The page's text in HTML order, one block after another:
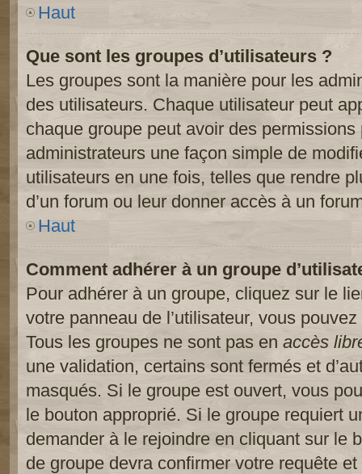
Haut
Que sont les groupes d’utilisateurs ?
Les groupes sont la manière pour les
des utilisateurs. Chaque utilisateur peut
chaque groupe peut avoir des
administrateurs une façon simple de
utilisateurs en une fois, telles que rendre
d’un forum ou leur donner accès à un
Haut
Comment adhérer à un groupe
Pour adhérer à un groupe, cliquez sur le
votre panneau de l’utilisateur, vous
Tous les groupes ne sont pas en accès
une validation, certains sont fermés et
masqués. Si le groupe est ouvert, vous
le bouton approprié. Si le groupe requiert
demander à le rejoindre en cliquant sur le
de groupe devra confirmer votre requête